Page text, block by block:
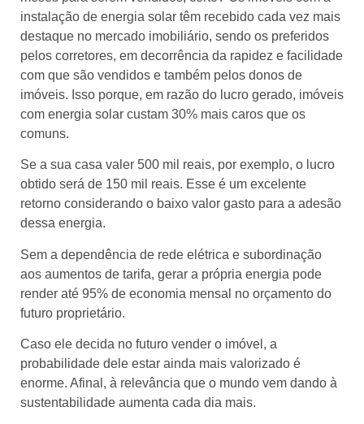
instalação de energia solar têm recebido cada vez mais
destaque no mercado imobiliário, sendo os preferidos
pelos corretores, em decorrência da rapidez e facilidade
com que são vendidos e também pelos donos de
imóveis. Isso porque, em razão do lucro gerado, imóveis
com energia solar custam 30% mais caros que os
comuns.
Se a sua casa valer 500 mil reais, por exemplo, o lucro
obtido será de 150 mil reais. Esse é um excelente
retorno considerando o baixo valor gasto para a adesão
dessa energia.
Sem a dependência de rede elétrica e subordinação
aos aumentos de tarifa, gerar a própria energia pode
render até 95% de economia mensal no orçamento do
futuro proprietário.
Caso ele decida no futuro vender o imóvel, a
probabilidade dele estar ainda mais valorizado é
enorme. Afinal, à relevância que o mundo vem dando à
sustentabilidade aumenta cada dia mais.